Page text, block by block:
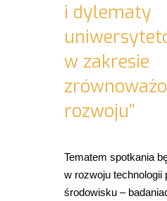
i dylematy
w zakresie
rozwoju’’
Tematem spotkania
w rozwoju technologii
środowisku –